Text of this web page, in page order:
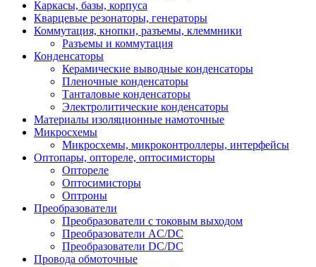
Каркасы, базы, корпуса
Кварцевые резонаторы, генераторы
Коммутация, кнопки, разъемы, клеммники
Разъемы и коммутация
Конденсаторы
Керамические выводные конденсаторы
Пленочные конденсаторы
Танталовые конденсаторы
Электролитические конденсаторы
Материалы изоляционные намоточные
Микросхемы
Микросхемы, микроконтроллеры, интерфейсы
Оптопары, оптореле, оптосимисторы
Оптореле
Оптосимисторы
Оптроны
Преобразователи
Преобразователи с токовым выходом
Преобразователи AC/DC
Преобразователи DC/DC
Провода обмоточные